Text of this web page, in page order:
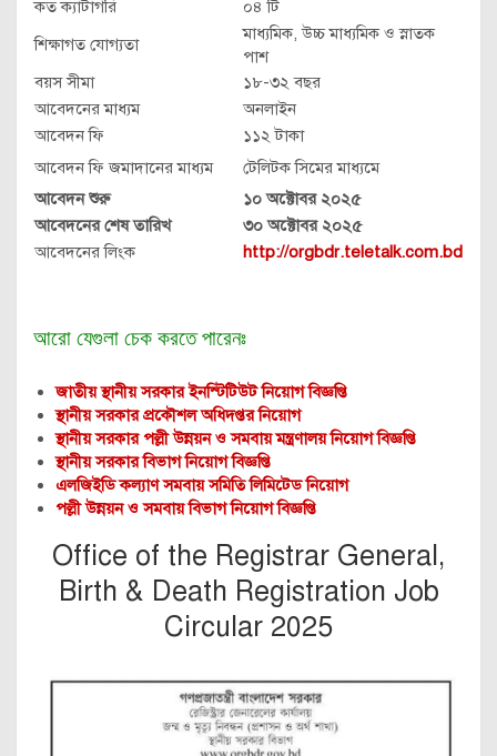
কত ক্যাটাগরি
০৪ টি
শিক্ষাগত যোগ্যতা
মাধ্যমিক, উচ্চ মাধ্যমিক ও স্নাতক
পাশ
বয়স সীমা
১৮-৩২ বছর
আবেদনের মাধ্যম
অনলাইন
আবেদন ফি
১১২ টাকা
আবেদন ফি জমাদানের মাধ্যম
টেলিটক সিমের মাধ্যমে
আবেদন শুরু
১০ অক্টোবর ২০২৫
আবেদনের শেষ তারিখ
৩০ অক্টোবর ২০২৫
আবেদনের লিংক
http://orgbdr.teletalk.com.bd
আরো যেগুলা চেক করতে পারেনঃ
জাতীয় স্থানীয় সরকার ইনস্টিটিউট নিয়োগ বিজ্ঞপ্তি
স্থানীয় সরকার প্রকৌশল অধিদপ্তর নিয়োগ
স্থানীয় সরকার পল্লী উন্নয়ন ও সমবায় মন্ত্রণালয় নিয়োগ বিজ্ঞপ্তি
স্থানীয় সরকার বিভাগ নিয়োগ বিজ্ঞপ্তি
এলজিইডি কল্যাণ সমবায় সমিতি লিমিটেড নিয়োগ
পল্লী উন্নয়ন ও সমবায় বিভাগ নিয়োগ বিজ্ঞপ্তি
Office of the Registrar General,
Birth & Death Registration Job
Circular 2025